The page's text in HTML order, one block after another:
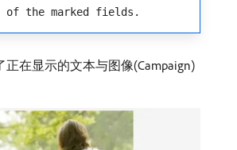
of the marked fields.
正在显示的文本与图像(Campaign)